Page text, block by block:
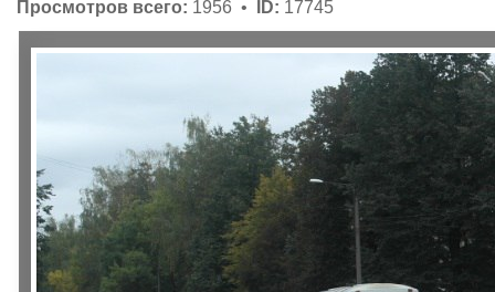
Просмотров всего: 1956 • ID: 17745